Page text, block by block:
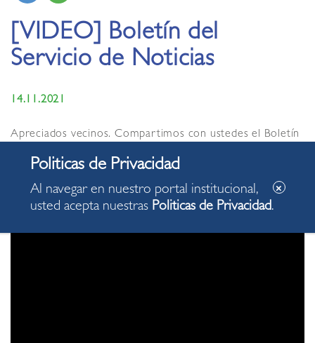
[VIDEO] Boletín del
Servicio de Noticias
14.11.2021
Apreciados vecinos. Compartimos con ustedes el Boletín
con algunas de las acciones desarrolladas en nuestro
distrito.
Al navegar en nuestro portal institucional,
usted acepta nuestras Politicas de Privacidad.